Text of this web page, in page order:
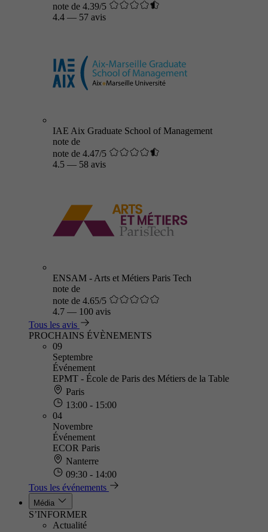
note de 4.39/5
4.4 — 57 avis
IAE Aix Graduate School of Management
note de
note de 4.47/5
4.5 — 58 avis
ENSAM - Arts et Métiers Paris Tech
note de
note de 4.65/5
4.7 — 100 avis
Tous les avis
PROCHAINS ÉVÈNEMENTS
09
Septembre
Événement
EPMT - École de Paris des Métiers de la Table
Paris
13:00 - 15:00
04
Novembre
Événement
ECOR Paris
Nanterre
09:30 - 14:00
Tous les événements
Média
S’INFORMER
Actualité